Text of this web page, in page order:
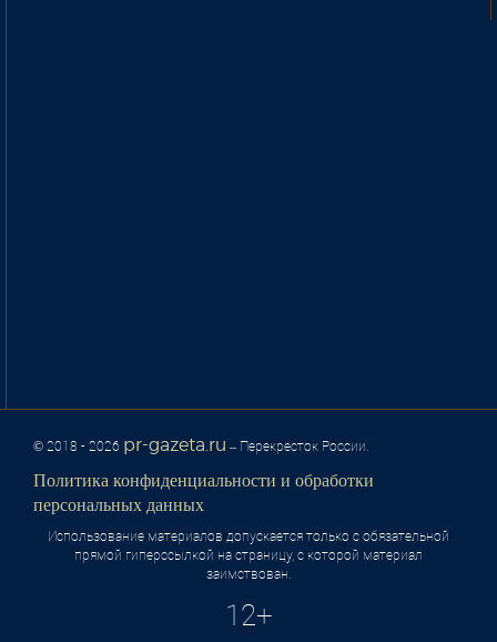
© 2018 - 2026 pr-gazeta.ru – Перекресток России.
Политика конфиденциальности и обработки
персональных данных
Использование материалов допускается только с обязательной
прямой гиперссылкой на страницу, с которой материал
заимствован.
12+